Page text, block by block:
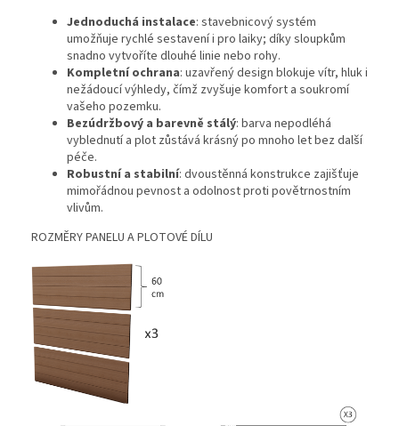
Jednoduchá instalace: stavebnicový systém
umožňuje rychlé sestavení i pro laiky; díky sloupkům
snadno vytvoříte dlouhé linie nebo rohy.
Kompletní ochrana: uzavřený design blokuje vítr, hluk i
nežádoucí výhledy, čímž zvyšuje komfort a soukromí
vašeho pozemku.
Bezúdržbový a barevně stálý: barva nepodléhá
vyblednutí a plot zůstává krásný po mnoho let bez další
péče.
Robustní a stabilní: dvoustěnná konstrukce zajišťuje
mimořádnou pevnost a odolnost proti povětrnostním
vlivům.
ROZMĚRY PANELU A PLOTOVÉ DÍLU